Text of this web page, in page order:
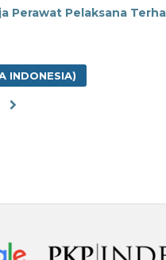
Perawat Pelaksana
INDONESIA)